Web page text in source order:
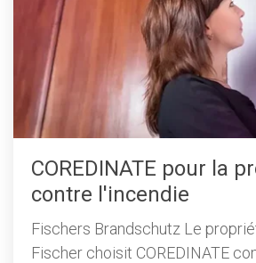
COREDINATE pour la
contre l'incendie
Fischers Brandschutz Le
Fischer choisit COREDINATE